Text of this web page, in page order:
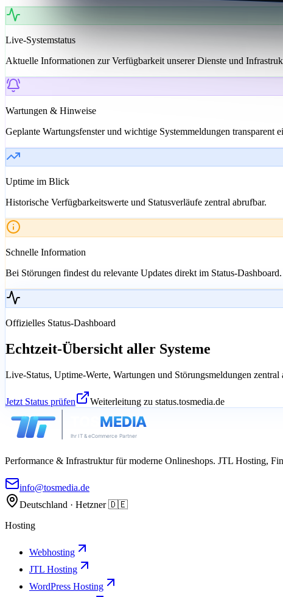
Live-Systemstatus
Aktuelle Informationen zur Verfügbarkeit unserer Dienste und
Wartungen & Hinweise
Geplante Wartungsfenster und wichtige Systemmeldungen transparent
Uptime im Blick
Historische Verfügbarkeitswerte und Statusverläufe zentral abrufbar.
Schnelle Information
Bei Störungen findest du relevante Updates direkt im Status-Dashboard.
Offizielles Status-Dashboard
Echtzeit-Übersicht aller Systeme
Live-Status, Uptime-Werte, Wartungen und Störungsmeldungen
Jetzt Status prüfen Weiterleitung zu status.tosmedia.de
Performance & Infrastruktur für moderne Onlineshops. JTL Hosting,
info@tosmedia.de
Deutschland · Hetzner 🇩🇪
Hosting
Webhosting
JTL Hosting
WordPress Hosting